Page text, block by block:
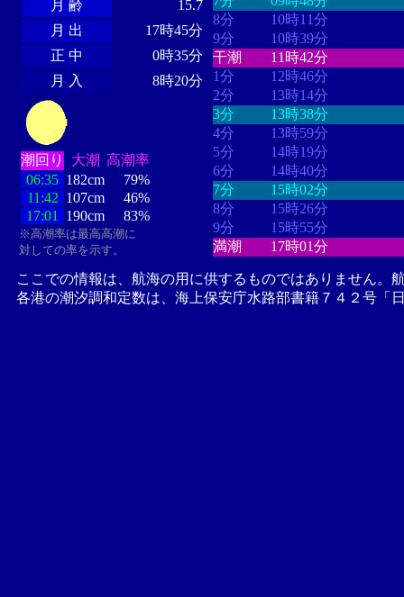
月 齢
15.7
月 出
17時45分
正 中
0時35分
月 入
8時20分
潮回り 大潮 高潮率
06:35 182cm
79%
11:42 107cm
46%
17:01
190cm 83%
※高潮率は最高高潮に
対しての率を示す。
8分
10時11分
9分
10時39分
干潮
11時42分
1分
12時46分
2分
13時14分
3分
13時38分
4分
13時59分
5分
14時19分
6分
14時40分
7分
15時02分
8分
15時26分
9分
15時55分
満潮
17時01分
ここでの情報は、航海の用に供するものではありません。
各港の潮汐調和定数は、海上保安庁水路部書籍７４２号「